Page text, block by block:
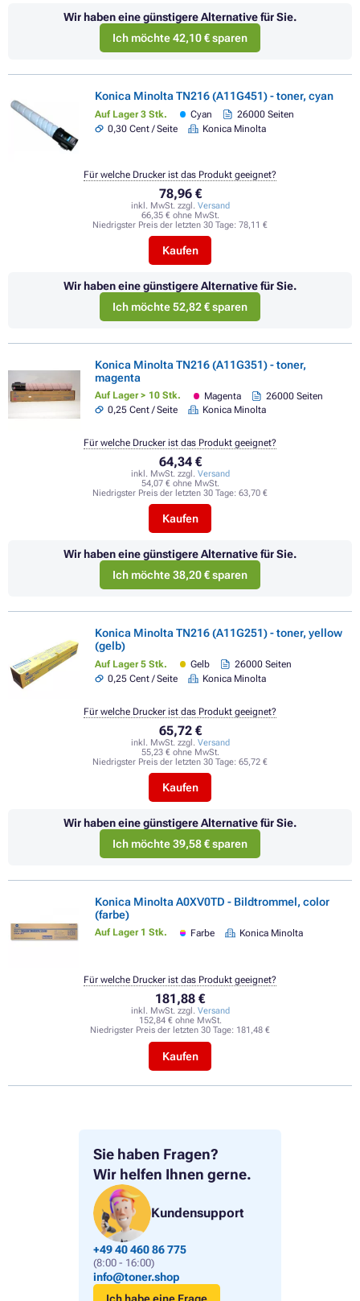
Sie haben Fragen?
Wir helfen Ihnen gerne.
Kundensupport
+49 40 460 86 775
(8:00 - 16:00)
info@toner.shop
Ich habe eine Frage
Wir haben eine günstigere Alternative für Sie.
Ich möchte 42,10 € sparen
Konica Minolta TN216 (A11G451) - toner, cyan
Auf Lager 3 Stk. Cyan
26000 Seiten
0,30 Cent / Seite
Konica Minolta
78,96 €
inkl. MwSt. zzgl. Versand
66,35 € ohne MwSt.
Niedrigster Preis der letzten 30 Tage: 78,11 €
Kaufen
Für welche Drucker ist das Produkt geeignet?
Wir haben eine günstigere Alternative für Sie.
Ich möchte 52,82 € sparen
Konica Minolta TN216 (A11G351) - toner,
magenta
Auf Lager > 10 Stk. Magenta
26000 Seiten
0,25 Cent / Seite
Konica Minolta
64,34 €
inkl. MwSt. zzgl. Versand
54,07 € ohne MwSt.
Niedrigster Preis der letzten 30 Tage: 63,70 €
Kaufen
Für welche Drucker ist das Produkt geeignet?
Wir haben eine günstigere Alternative für Sie.
Ich möchte 38,20 € sparen
Konica Minolta TN216 (A11G251) - toner, yellow
(gelb)
Auf Lager 5 Stk. Gelb
26000 Seiten
0,25 Cent / Seite
Konica Minolta
65,72 €
inkl. MwSt. zzgl. Versand
55,23 € ohne MwSt.
Niedrigster Preis der letzten 30 Tage: 65,72 €
Kaufen
Für welche Drucker ist das Produkt geeignet?
Wir haben eine günstigere Alternative für Sie.
Ich möchte 39,58 € sparen
Konica Minolta A0XV0TD - Bildtrommel, color
(farbe)
Auf Lager 1 Stk. Farbe Konica Minolta
181,88 €
inkl. MwSt. zzgl. Versand
152,84 € ohne MwSt.
Niedrigster Preis der letzten 30 Tage: 181,48 €
Kaufen
Für welche Drucker ist das Produkt geeignet?